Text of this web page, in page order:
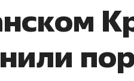
бизнес может
минимум
бизнесу выйти на зарубежные